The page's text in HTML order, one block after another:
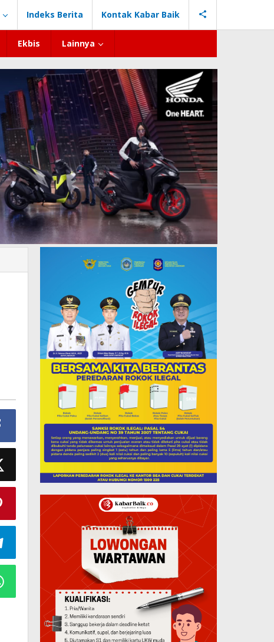
Indeks Berita Kontak Kabar Baik
Ekbis Lainnya